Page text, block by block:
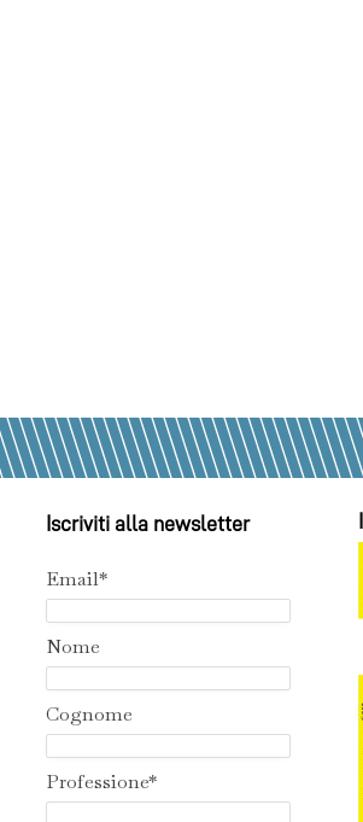
Iscriviti alla newsletter
Email*
Nome
Cognome
Professione*